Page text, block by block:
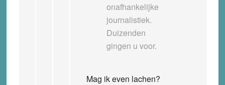
onafhankelijke
journalistiek.
Duizenden
gingen u voor.
Mag ik even lachen?